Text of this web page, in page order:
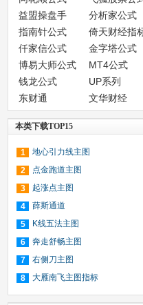
益盟操盘手
分析家公式
指南针公式
倚天财经指
仟家信公式
金字塔公式
博易大师公式
MT4公式
钱龙公式
UP系列
东财通
文华财经
本类下载TOP15
1
地心引力线主图
2
点金跑道主图
3
起涨点主图
4
薛斯通道
5
K线五法主图
6
奔走舒畅主图
7
右侧刀主图
8
大雁南飞主图指标